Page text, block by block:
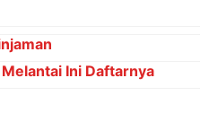
Ini Daftarnya